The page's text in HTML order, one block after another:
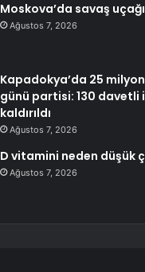
Moskova’da savaş
Ağustos 7, 2026
Kapadokya’da 25
günü partisi: 130 davetli
kaldırıldı
Ağustos 7, 2026
D vitamini neden düşük
Ağustos 7, 2026